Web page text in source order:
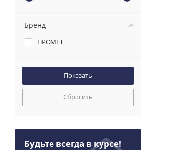
Бренд
ПРОМЕТ
Сбросить
Будьте всегда в курсе!